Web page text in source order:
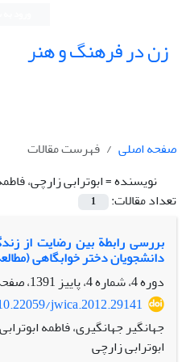
زن در فرهنگ و هنر
صفحه اصلی
فهرست مقالات
نویسنده =ابوترابی زارچی،
تعداد مقالات:
1
بررسی رابطة بین رضایت از
دانشجویان دختر خوابگاهی
دوره 4، شماره 4، پاییز 1391، صفحه
jwica.2012.29141
جهانگیر جهانگیری، فاطمه
ابوترابی زارچی